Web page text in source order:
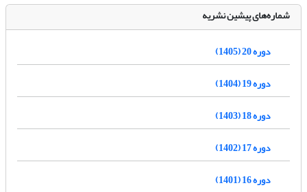
شماره‌های پیشین نشریه
دوره 20 (1405)
دوره 19 (1404)
دوره 18 (1403)
دوره 17 (1402)
دوره 16 (1401)